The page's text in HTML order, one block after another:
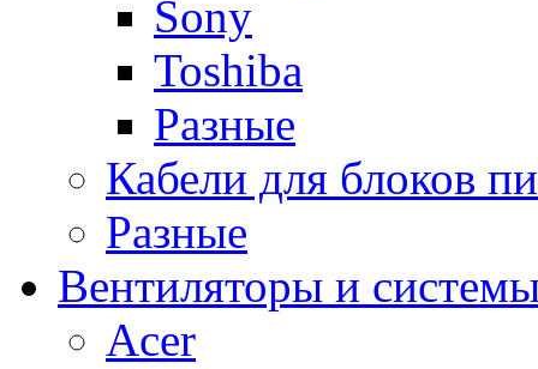
Sony
Toshiba
Разные
Кабели для блоков
Разные
Вентиляторы и
Acer